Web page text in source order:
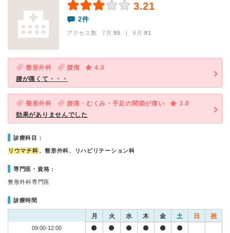
3.21
2件
アクセス数 7月:95 | 6月:81
整形外科 腰痛
4.0
腰が痛くて・・・
整形外科 腰痛・むくみ・手足の関節が痛い
3.0
効果がありませんでした
診療科目：
リウマチ科 、整形外科、リハビリテーション科
専門医・資格：
整形外科専門医
診療時間
月 火 水 木 金 土 日 祝
09:00-12:00